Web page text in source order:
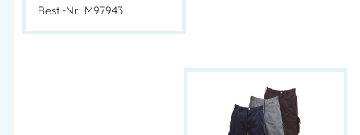
Best.-Nr.: M97943